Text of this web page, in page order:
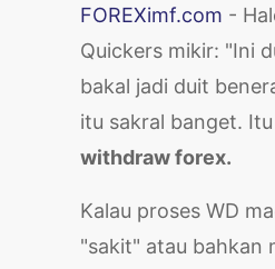
FOREXimf.com -
Quickers mikir: "Ini
bakal jadi duit
itu sakral banget.
withdraw forex.
Kalau proses WD
"sakit" atau bahkan